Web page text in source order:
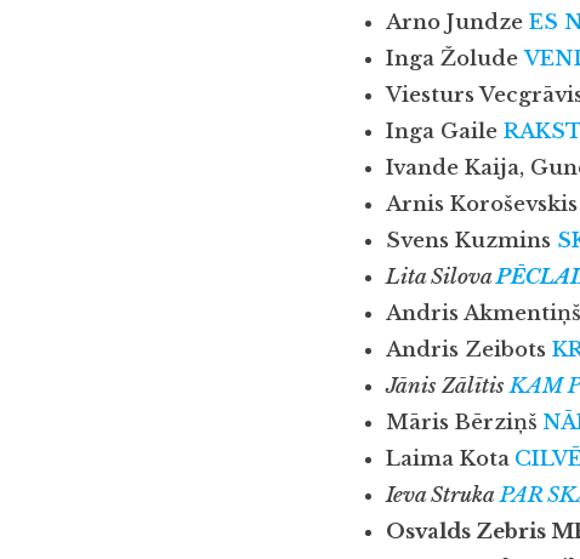
Arno Jundze ES
Inga Žolude
Viesturs
Inga Gaile
Ivande Kaija,
Arnis Koroševskis
Svens Kuzmins
Lita Silova
Andris Akmentiņš
Andris Zeibots
Jānis ZālītisKAM
Māris Bērziņš
Laima Kota
Ieva StrukaPAR
Osvalds Zebris